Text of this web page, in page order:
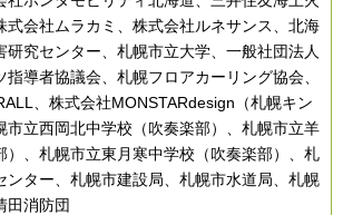
式会社ムラカミ、株式会社ルネサンス、北海
研究センター、札幌市立大学、一般社団法人
導者協議会、札幌フロアカーリング協会、
、株式会社MONSTARdesign（札幌キン
市立西岡北中学校（吹奏楽部）、札幌市立羊
）、札幌市立東月寒中学校（吹奏楽部）、札
ンター、札幌市建設局、札幌市水道局、札幌
田消防団